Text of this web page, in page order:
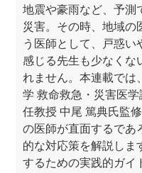
地震や豪雨など、予測
災害。その時、地域の
う医師として、戸惑い
感じる先生も少なくな
れません。本連載では
学 救命救急・災害医学
任教授 中尾 篤典氏監
の医師が直面するであ
的な対応策を解説しま
するための実践的ガイ